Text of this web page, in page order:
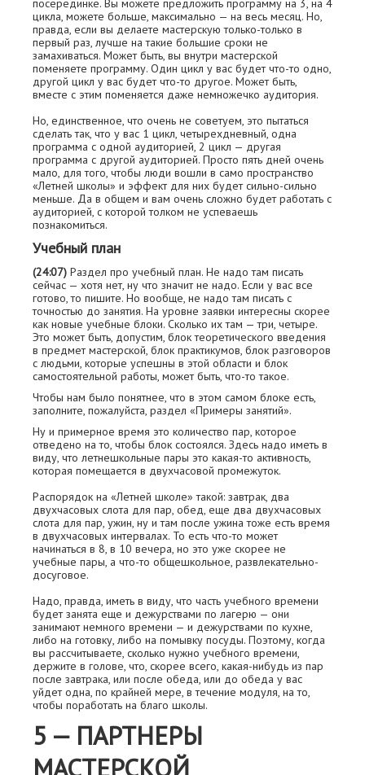
посерединке. Вы можете предложить программу на 3, на 4
цикла, можете больше, максимально — на весь месяц. Но,
правда, если вы делаете мастерскую только-только в
первый раз, лучше на такие большие сроки не
замахиваться. Может быть, вы внутри мастерской
поменяете программу. Один цикл у вас будет что-то одно,
другой цикл у вас будет что-то другое. Может быть,
вместе с этим поменяется даже немножечко аудитория.
Но, единственное, что очень не советуем, это пытаться
сделать так, что у вас 1 цикл, четырехдневный, одна
программа с одной аудиторией, 2 цикл — другая
программа с другой аудиторией. Просто пять дней очень
мало, для того, чтобы люди вошли в само пространство
«Летней школы» и эффект для них будет сильно-сильно
меньше. Да в общем и вам очень сложно будет работать с
аудиторией, с которой толком не успеваешь
познакомиться.
Учебный план
(24:07) Раздел про учебный план. Не надо там писать
сейчас — хотя нет, ну что значит не надо. Если у вас все
готово, то пишите. Но вообще, не надо там писать с
точностью до занятия. На уровне заявки интересны скорее
как новые учебные блоки. Сколько их там — три, четыре.
Это может быть, допустим, блок теоретического введения
в предмет мастерской, блок практикумов, блок разговоров
с людьми, которые успешны в этой области и блок
самостоятельной работы, может быть, что-то такое.
Чтобы нам было понятнее, что в этом самом блоке есть,
заполните, пожалуйста, раздел «Примеры занятий».
Ну и примерное время это количество пар, которое
отведено на то, чтобы блок состоялся. Здесь надо иметь в
виду, что летнешкольные пары это какая-то активность,
которая помещается в двухчасовой промежуток.
Распорядок на «Летней школе» такой: завтрак, два
двухчасовых слота для пар, обед, ещe два двухчасовых
слота для пар, ужин, ну и там после ужина тоже есть время
в двухчасовых интервалах. То есть что-то может
начинаться в 8, в 10 вечера, но это уже скорее не
учебные пары, а что-то общешкольное, развлекательно-
досуговое.
Надо, правда, иметь в виду, что часть учебного времени
будет занята ещe и дежурствами по лагерю — они
занимают немного времени — и дежурствами по кухне,
либо на готовку, либо на помывку посуды. Поэтому, когда
вы рассчитываете, сколько нужно учебного времени,
держите в голове, что, скорее всего, какая-нибудь из пар
после завтрака, или после обеда, или до обеда у вас
уйдeт одна, по крайней мере, в течение модуля, на то,
чтобы поработать на благо школы.
5 — ПАРТНEРЫ
МАСТЕРСКОЙ